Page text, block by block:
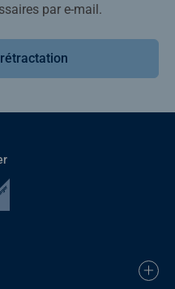
par e-mail.